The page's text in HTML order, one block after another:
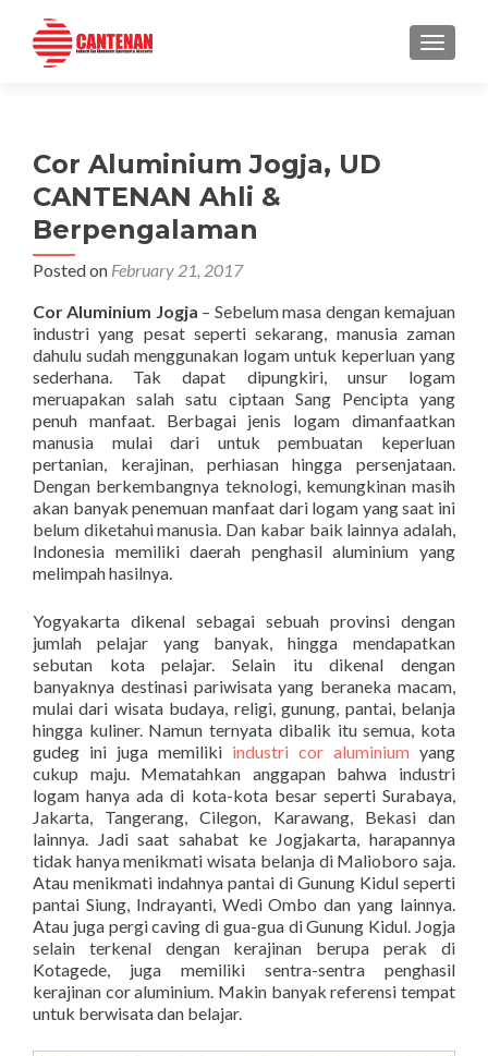
Cor Aluminium Jogja, UD
CANTENAN Ahli &
Berpengalaman
Posted on February 21, 2017
Cor Aluminium Jogja – Sebelum masa dengan kemajuan
industri yang pesat seperti sekarang, manusia zaman
dahulu sudah menggunakan logam untuk keperluan yang
sederhana. Tak dapat dipungkiri, unsur logam
meruapakan salah satu ciptaan Sang Pencipta yang
penuh manfaat. Berbagai jenis logam dimanfaatkan
manusia mulai dari untuk pembuatan keperluan
pertanian, kerajinan, perhiasan hingga persenjataan.
Dengan berkembangnya teknologi, kemungkinan masih
akan banyak penemuan manfaat dari logam yang saat ini
belum diketahui manusia. Dan kabar baik lainnya adalah,
Indonesia memiliki daerah penghasil aluminium yang
melimpah hasilnya.
Yogyakarta dikenal sebagai sebuah provinsi dengan
jumlah pelajar yang banyak, hingga mendapatkan
sebutan kota pelajar. Selain itu dikenal dengan
banyaknya destinasi pariwisata yang beraneka macam,
mulai dari wisata budaya, religi, gunung, pantai, belanja
hingga kuliner. Namun ternyata dibalik itu semua, kota
gudeg ini juga memiliki industri cor aluminium yang
cukup maju. Mematahkan anggapan bahwa industri
logam hanya ada di kota-kota besar seperti Surabaya,
Jakarta, Tangerang, Cilegon, Karawang, Bekasi dan
lainnya. Jadi saat sahabat ke Jogjakarta, harapannya
tidak hanya menikmati wisata belanja di Malioboro saja.
Atau menikmati indahnya pantai di Gunung Kidul seperti
pantai Siung, Indrayanti, Wedi Ombo dan yang lainnya.
Atau juga pergi caving di gua-gua di Gunung Kidul. Jogja
selain terkenal dengan kerajinan berupa perak di
Kotagede, juga memiliki sentra-sentra penghasil
kerajinan cor aluminium. Makin banyak referensi tempat
untuk berwisata dan belajar.